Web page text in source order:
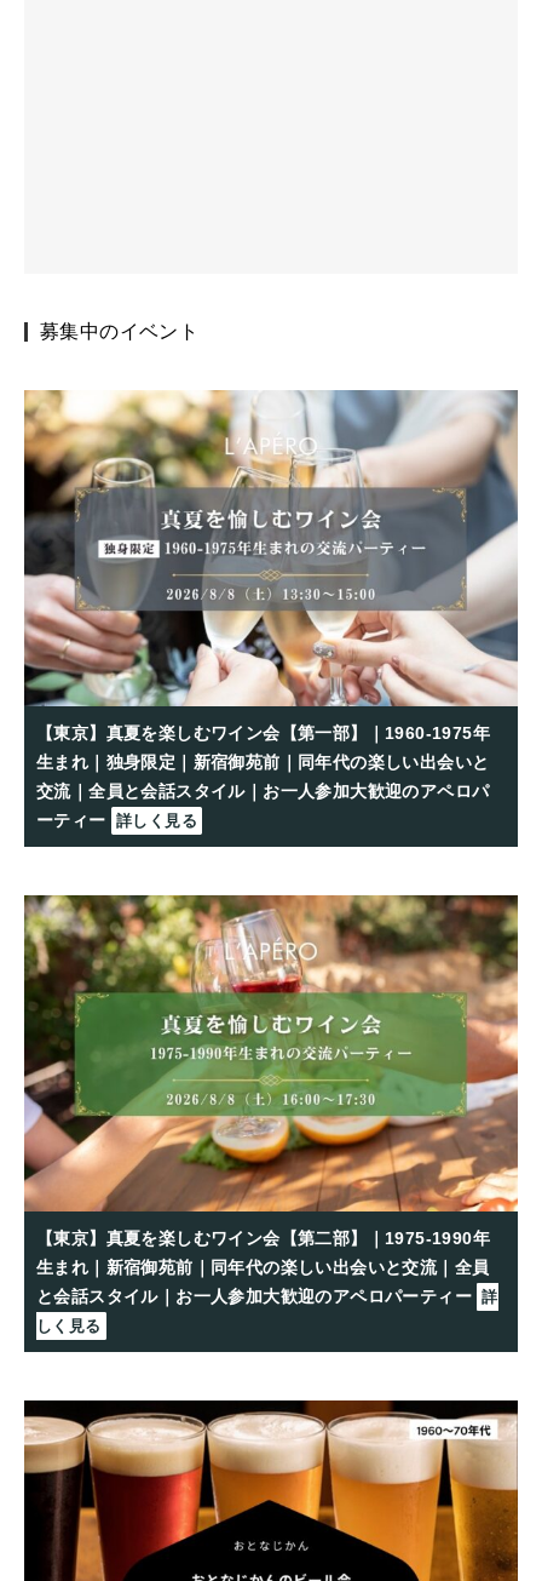
募集中のイベント
【東京】真夏を楽しむワイン会【第一部】｜1960-1975年
生まれ｜独身限定｜新宿御苑前｜同年代の楽しい出会いと
交流｜全員と会話スタイル｜お一人参加大歓迎のアペロパ
ーティー 詳しく見る
【東京】真夏を楽しむワイン会【第二部】｜1975-1990年
生まれ｜新宿御苑前｜同年代の楽しい出会いと交流｜全員
と会話スタイル｜お一人参加大歓迎のアペロパーティー 詳
しく見る